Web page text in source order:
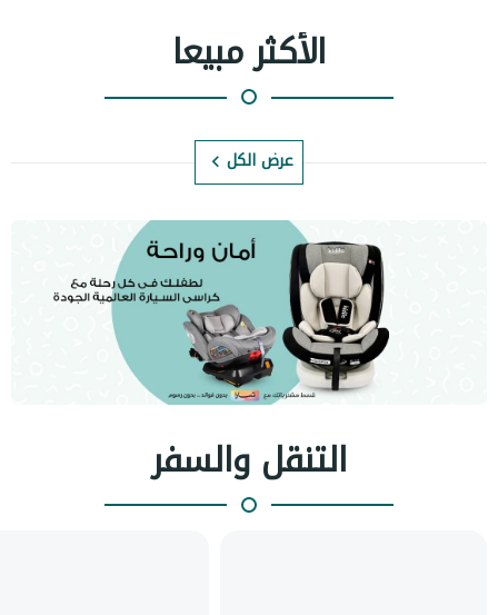
الأكثر مبيعا
عرض الكل
التنقل والسفر